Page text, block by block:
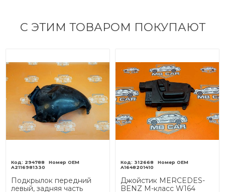
С ЭТИМ ТОВАРОМ ПОКУПАЮТ
294788
A2116981330
Подкрылок передний
левый, задняя часть
312668
A1648201410
Джойстик MERCEDES-
BENZ M-класс W164